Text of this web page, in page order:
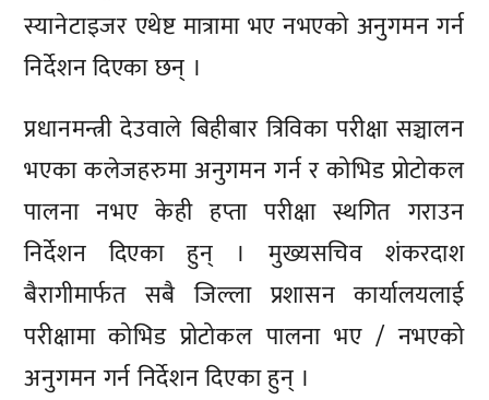
स्यानेटाइजर एथेष्ट मात्रामा भए नभएको अनुगमन गर्न
निर्देशन दिएका छन् ।
प्रधानमन्त्री देउवाले बिहीबार त्रिविका परीक्षा सञ्चालन
भएका कलेजहरुमा अनुगमन गर्न र कोभिड प्रोटोकल
पालना नभए केही हप्ता परीक्षा स्थगित गराउन
निर्देशन दिएका हुन् । मुख्यसचिव शंकरदाश
बैरागीमार्फत सबै जिल्ला प्रशासन कार्यालयलाई
परीक्षामा कोभिड प्रोटोकल पालना भए / नभएको
अनुगमन गर्न निर्देशन दिएका हुन् ।